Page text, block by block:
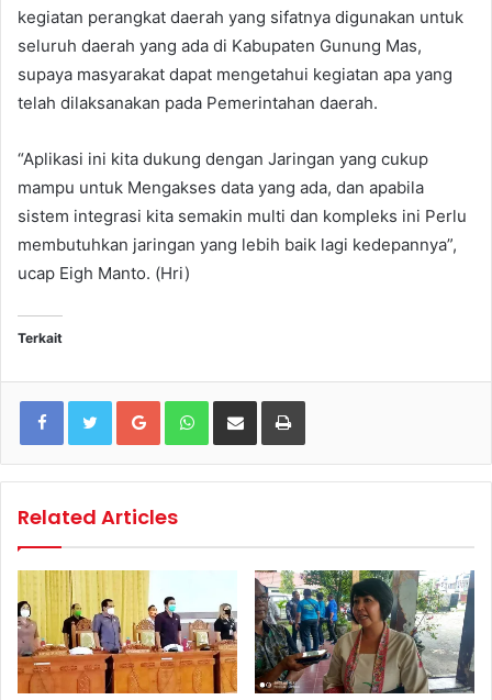
kegiatan perangkat daerah yang sifatnya digunakan untuk
seluruh daerah yang ada di Kabupaten Gunung Mas,
supaya masyarakat dapat mengetahui kegiatan apa yang
telah dilaksanakan pada Pemerintahan daerah.
“Aplikasi ini kita dukung dengan Jaringan yang cukup
mampu untuk Mengakses data yang ada, dan apabila
sistem integrasi kita semakin multi dan kompleks ini Perlu
membutuhkan jaringan yang lebih baik lagi kedepannya”,
ucap Eigh Manto. (Hri)
Terkait
Google+WhatsApp
Share via Email Print
Related Articles